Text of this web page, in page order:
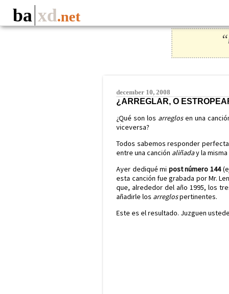
ba xd.net
“
december 10, 2008
¿ARREGLAR, O
¿Qué son los arreglosen una
viceversa?
Todos sabemos responder
entre una canción aliñaday la misma
Ayer dediqué mi post número 144
esta canción fue grabada por Mr.
que, alrededor del año 1995, los
añadirle los arreglospertinentes.
Este es el resultado. Juzguen